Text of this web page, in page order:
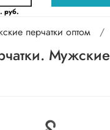
руб.
перчатки оптом